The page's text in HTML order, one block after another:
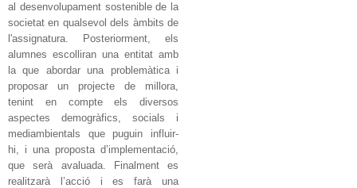
al desenvolupament sostenible de la
societat en qualsevol dels àmbits de
l'assignatura. Posteriorment, els
alumnes escolliran una entitat amb
la que abordar una problemàtica i
proposar un projecte de millora,
tenint en compte els diversos
aspectes demogràfics, socials i
mediambientals que puguin influir-
hi, i una proposta d’implementació,
que serà avaluada. Finalment es
realitzarà l’acció i es farà una